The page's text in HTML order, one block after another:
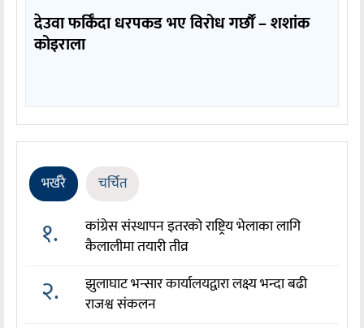
देउवा फर्किँदा धरपकड भए विरोध गर्छौँं – शशांक
कोइराला
भर्खरै चर्चित
१.
कांग्रेस संस्थापन इतरको राष्ट्रिय भेलाका लागि
कैलालीमा तयारी तीव्र
२.
झुलाघाट भन्सार कार्यालयद्वारा लक्ष्य भन्दा बढी
राजश्व संकलन